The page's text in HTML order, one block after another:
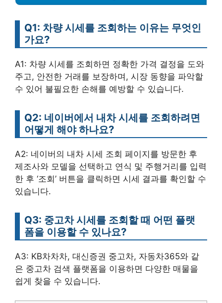
Q1: 차량 시세를 조회하는 이유는 무엇인
가요?
A1: 차량 시세를 조회하면 정확한 가격 결정을 도와
주고, 안전한 거래를 보장하며, 시장 동향을 파악할
수 있어 불필요한 손해를 예방할 수 있습니다.
Q2: 네이버에서 내차 시세를 조회하려면
어떻게 해야 하나요?
A2: 네이버의 내차 시세 조회 페이지를 방문한 후
제조사와 모델을 선택하고 연식 및 주행거리를 입력
한 후 ‘조회’ 버튼을 클릭하면 시세 결과를 확인할 수
있습니다.
Q3: 중고차 시세를 조회할 때 어떤 플랫
폼을 이용할 수 있나요?
A3: KB차차차, 대신증권 중고차, 자동차365와 같
은 중고차 검색 플랫폼을 이용하면 다양한 매물을
쉽게 찾을 수 있습니다.